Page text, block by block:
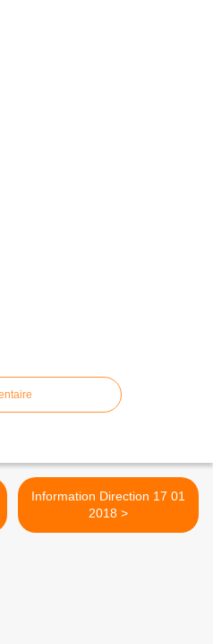
Information Direction 17 01
2018 >